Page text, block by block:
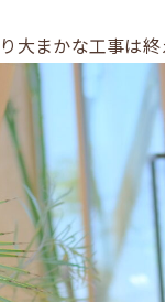
まかな工事は終